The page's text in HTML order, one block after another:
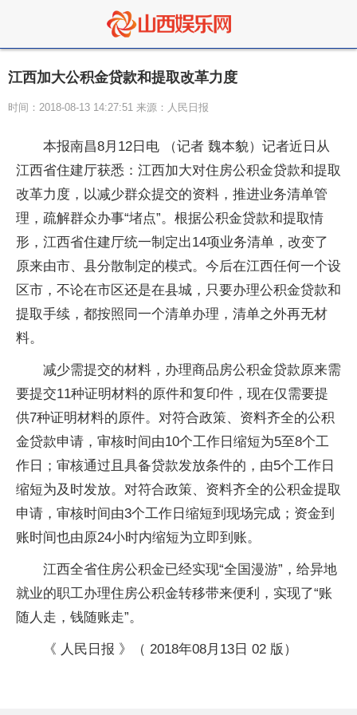
江西加大公积金贷款和提取改革力度
时间：2018-08-13 14:27:51 来源：人民日报
本报南昌8月12日电 （记者 魏本貌）记者近日从
江西省住建厅获悉：江西加大对住房公积金贷款和提取
改革力度，以减少群众提交的资料，推进业务清单管
理，疏解群众办事“堵点”。根据公积金贷款和提取情
形，江西省住建厅统一制定出14项业务清单，改变了
原来由市、县分散制定的模式。今后在江西任何一个设
区市，不论在市区还是在县城，只要办理公积金贷款和
提取手续，都按照同一个清单办理，清单之外再无材
料。
减少需提交的材料，办理商品房公积金贷款原来需
要提交11种证明材料的原件和复印件，现在仅需要提
供7种证明材料的原件。对符合政策、资料齐全的公积
金贷款申请，审核时间由10个工作日缩短为5至8个工
作日；审核通过且具备贷款发放条件的，由5个工作日
缩短为及时发放。对符合政策、资料齐全的公积金提取
申请，审核时间由3个工作日缩短到现场完成；资金到
账时间也由原24小时内缩短为立即到账。
江西全省住房公积金已经实现“全国漫游”，给异地
就业的职工办理住房公积金转移带来便利，实现了“账
随人走，钱随账走”。
《 人民日报 》（ 2018年08月13日 02 版）